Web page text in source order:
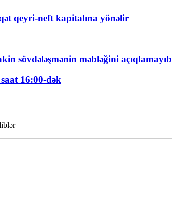
qeyri-neft kapitalına yönəlir
sövdələşmənin məbləğini açıqlamayıb
16:00-dək